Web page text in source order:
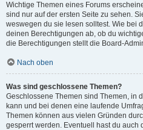
Wichtige Themen eines Forums
sind nur auf der ersten Seite zu sehen.
weswegen du sie lesen solltest. Wie bei
deinen Berechtigungen ab, ob du
die Berechtigungen stellt die Board-
Nach oben
Was sind geschlossene Themen?
Geschlossene Themen sind Themen, in
kann und bei denen eine laufende
Themen können aus vielen Gründen
gesperrt werden. Eventuell hast du auch